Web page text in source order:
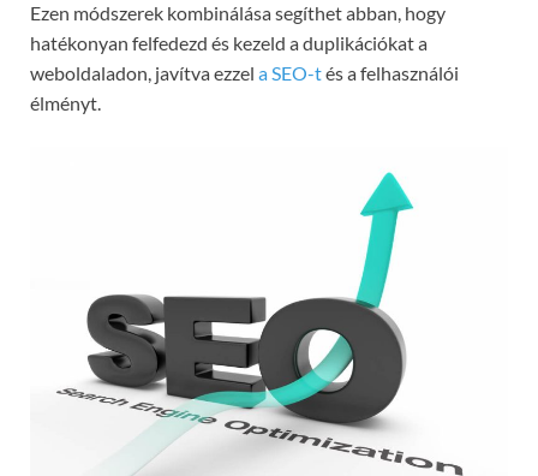
Ezen módszerek kombinálása segíthet abban, hogy
hatékonyan felfedezd és kezeld a duplikációkat a
weboldaladon, javítva ezzel a SEO-tés a felhasználói
élményt.